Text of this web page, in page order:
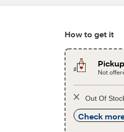
How to get it
Pickup
Not
Out Of
Check